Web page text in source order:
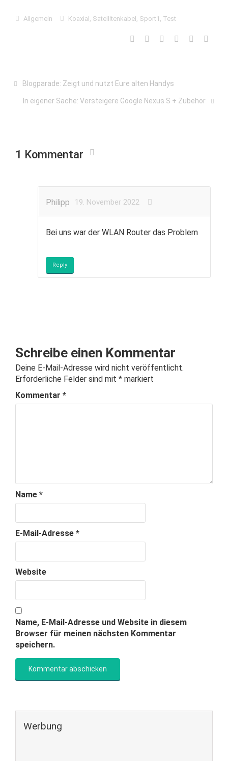
Allgemein Koaxial , Satellitenkabel , Sport1 , Test
Blogparade: Zeigt und nutzt Eure alten Handys
In eigener Sache: Versteigere Google Nexus S + Zubehör
1 Kommentar
Philipp 19. November 2022
Bei uns war der WLAN Router das Problem
Reply
Schreibe einen Kommentar
Deine E-Mail-Adresse wird nicht veröffentlicht.
Erforderliche Felder sind mit * markiert
Kommentar *
Name *
E-Mail-Adresse *
Website
Name, E-Mail-Adresse und Website in diesem
Browser für meinen nächsten Kommentar
speichern.
Werbung